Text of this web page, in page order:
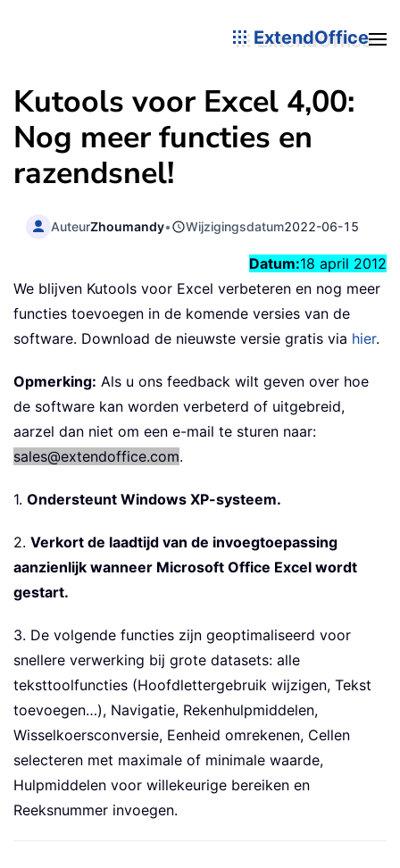
ExtendOffice
Kutools voor Excel 4,00:
Nog meer functies en
razendsnel!
AuteurZhoumandy• Wijzigingsdatum2022-06-15
Datum:18 april 2012
We blijven Kutools voor Excel verbeteren en nog meer
functies toevoegen in de komende versies van de
software. Download de nieuwste versie gratis via hier.
Opmerking: Als u ons feedback wilt geven over hoe
de software kan worden verbeterd of uitgebreid,
aarzel dan niet om een e-mail te sturen naar:
sales@extendoffice.com.
1. Ondersteunt Windows XP-systeem.
2. Verkort de laadtijd van de invoegtoepassing
aanzienlijk wanneer Microsoft Office Excel wordt
gestart.
3. De volgende functies zijn geoptimaliseerd voor
snellere verwerking bij grote datasets: alle
teksttoolfuncties (Hoofdlettergebruik wijzigen, Tekst
toevoegen…), Navigatie, Rekenhulpmiddelen,
Wisselkoersconversie, Eenheid omrekenen, Cellen
selecteren met maximale of minimale waarde,
Hulpmiddelen voor willekeurige bereiken en
Reeksnummer invoegen.